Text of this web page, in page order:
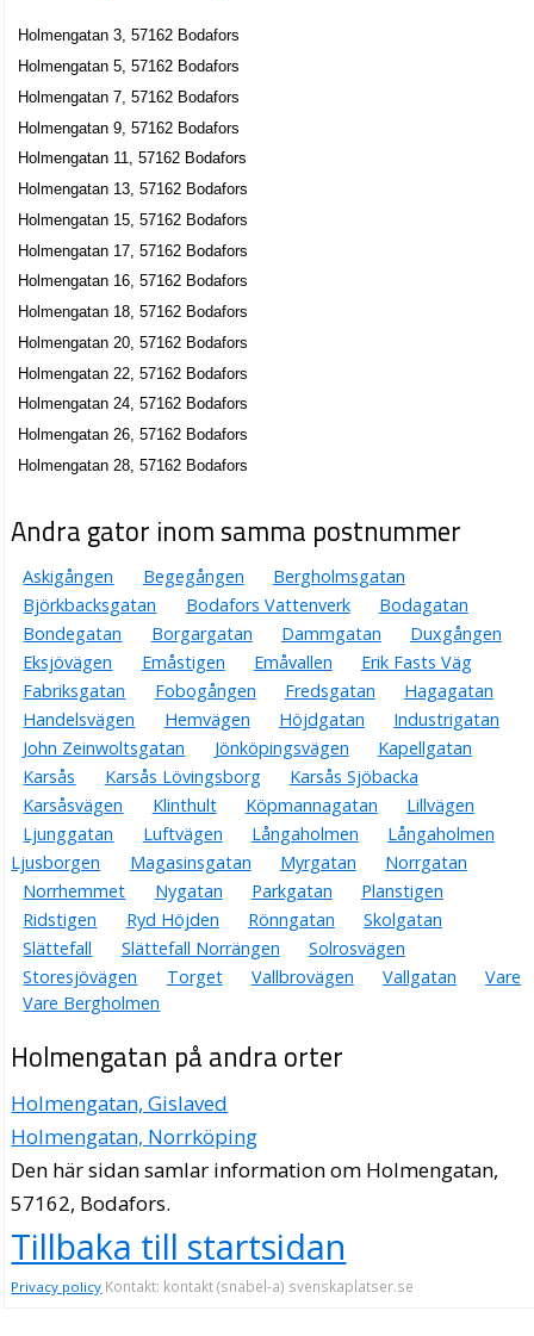
Holmengatan 3, 57162 Bodafors
Holmengatan 5, 57162 Bodafors
Holmengatan 7, 57162 Bodafors
Holmengatan 9, 57162 Bodafors
Holmengatan 11, 57162 Bodafors
Holmengatan 13, 57162 Bodafors
Holmengatan 15, 57162 Bodafors
Holmengatan 17, 57162 Bodafors
Holmengatan 16, 57162 Bodafors
Holmengatan 18, 57162 Bodafors
Holmengatan 20, 57162 Bodafors
Holmengatan 22, 57162 Bodafors
Holmengatan 24, 57162 Bodafors
Holmengatan 26, 57162 Bodafors
Holmengatan 28, 57162 Bodafors
Andra gator inom samma postnummer
Askigången Begegången
Bergholmsgatan
Björkbacksgatan
Bodafors Vattenverk
Bodagatan
Bondegatan
Borgargatan Dammgatan
Duxgången
Eksjövägen
Emåstigen Emåvallen
Erik Fasts Väg
Fabriksgatan
Fobogången Fredsgatan
Hagagatan
Handelsvägen
Hemvägen Höjdgatan
Industrigatan
John Zeinwoltsgatan
Jönköpingsvägen
Kapellgatan
Karsås
Karsås Lövingsborg
Karsås Sjöbacka
Karsåsvägen
Klinthult Köpmannagatan
Lillvägen
Ljunggatan
Luftvägen Långaholmen
Långaholmen
Ljusborgen
Magasinsgatan Myrgatan
Norrgatan
Norrhemmet
Nygatan Parkgatan
Planstigen
Ridstigen
Ryd Höjden Rönngatan
Skolgatan
Slättefall
Slättefall Norrängen
Solrosvägen
Storesjövägen
Torget Vallbrovägen Vallgatan
Vare
Vare Bergholmen
Holmengatan på andra orter
Holmengatan, Gislaved
Holmengatan, Norrköping
Den här sidan samlar information om Holmengatan,
57162, Bodafors.
Tillbaka till startsidan
Privacy policy Kontakt: kontakt (snabel-a) svenskaplatser.se